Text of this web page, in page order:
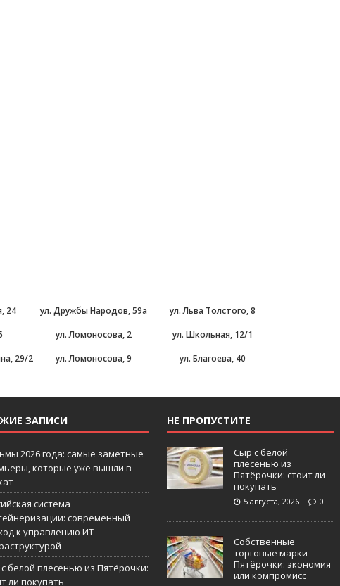
24 ул. Дружбы Народов, 59а
ул. Льва Толстого, 8
ул. Ломоносова, 2
ул. Школьная, 12/1
29/2 ул. Ломоносова, 9 ул. Благоева, 40
ЗАПИСИ
2026 года: самые заметные
которые уже вышли в
система
современный
к управлению ИТ-
белой плесенью из Пятёрочки:
ли покупать
НЕ ПРОПУСТИТЕ
Сыр с белой
плесенью из
Пятёрочки: стоит ли
покупать
5 августа, 2026 0
Собственные
торговые марки
Пятёрочки: экономия
или компромисс